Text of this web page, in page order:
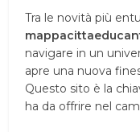
Tra le novità più
navigare in un
apre una nuova
Questo sito è la
ha da offrire nel